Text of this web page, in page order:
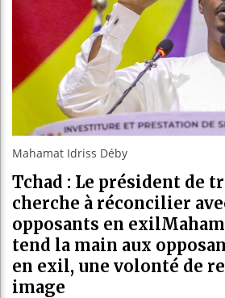
Mahamat Idriss Déby
Tchad : Le président de
cherche à réconcilier
opposants en
tend la main aux
en exil, une volonté de
image